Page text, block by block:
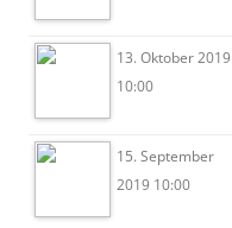
13. Oktober 2019
10:00
15. September
2019 10:00